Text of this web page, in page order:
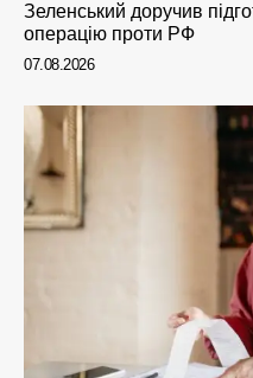
Зеленський доручив
операцію проти РФ
07.08.2026